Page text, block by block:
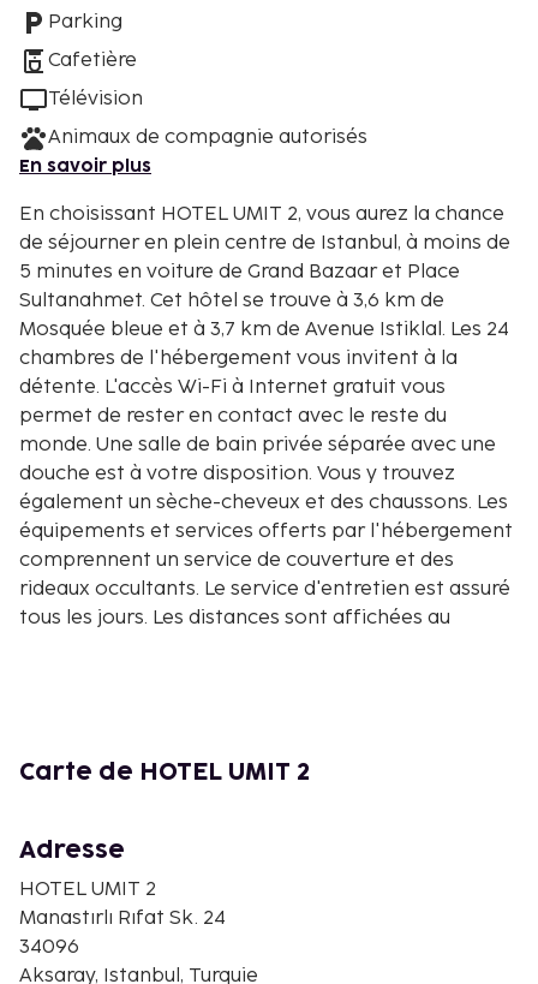
Parking
Cafetière
Télévision
Animaux de compagnie autorisés
En savoir plus
En choisissant HOTEL UMIT 2, vous aurez la chance
de séjourner en plein centre de Istanbul, à moins de
5 minutes en voiture de Grand Bazaar et Place
Sultanahmet. Cet hôtel se trouve à 3,6 km de
Mosquée bleue et à 3,7 km de Avenue Istiklal. Les 24
chambres de l'hébergement vous invitent à la
détente. L'accès Wi-Fi à Internet gratuit vous
permet de rester en contact avec le reste du
monde. Une salle de bain privée séparée avec une
douche est à votre disposition. Vous y trouvez
également un sèche-cheveux et des chaussons. Les
équipements et services offerts par l'hébergement
comprennent un service de couverture et des
rideaux occultants. Le service d'entretien est assuré
tous les jours. Les distances sont affichées au
Mosquée de Fatih - 1,8 km
Place Sultanahmet - 2,5 km
Musée des Arts turcs et islamiques - 2,6 km
Bazar aux épices - 2,7 km
Corne d'Or - 2,7 km
Citerne-Basilique - 2,8 km
Carte de HOTEL UMIT 2
Adresse
HOTEL UMIT 2
Manastırlı Rıfat Sk. 24
34096
Aksaray, Istanbul, Turquie